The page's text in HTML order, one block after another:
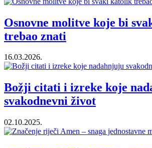
Osnovne molitve koje bi
trebao znati
16.03.2026.
Božji citati i izreke koje
svakodnevni život
02.10.2025.